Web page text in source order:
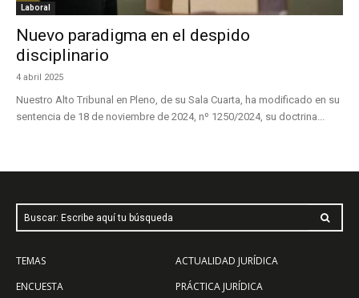
Laboral
Nuevo paradigma en el despido
disciplinario
4 abril 2025
Nuestro Alto Tribunal en Pleno, de su Sala Cuarta, ha modificado en su
sentencia de 18 de noviembre de 2024, nº 1250/2024, su doctrina...
Buscar: Escribe aquí tu búsqueda
TEMAS
ENCUESTA
ACTUALIDAD JURÍDICA
PRÁCTICA JURÍDICA